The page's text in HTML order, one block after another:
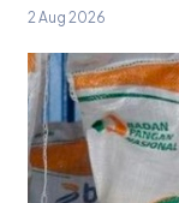
2 Aug 2026